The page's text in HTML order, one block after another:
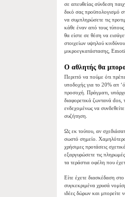
σε απευθείας σύνδεση
δικό σας προϋπολογισμό
να συμπληρώσετε τις
κάθε έναν από τους
θα είστε σε θέση να
στοιχείων υψηλού
μικροεγκατάστασης,
Ο αθλητής θα
Περιττό να πούμε ότι
υποδοχής για το 20% απ
προσοχή. Πράγματι,
διαφορετικά ζωντανά dos,
ενδεχομένως να
συζήτηση.
Ως εκ τούτου, αν
σωστό σημείο.
χρήσιμες προτάσεις
εξαργυρώσετε τις
τα τεράστια οφέλη που
Είτε έχετε διασκέδαση
συγκεκριμένα χρυσά
ιδέες δώρων και μπορείτε